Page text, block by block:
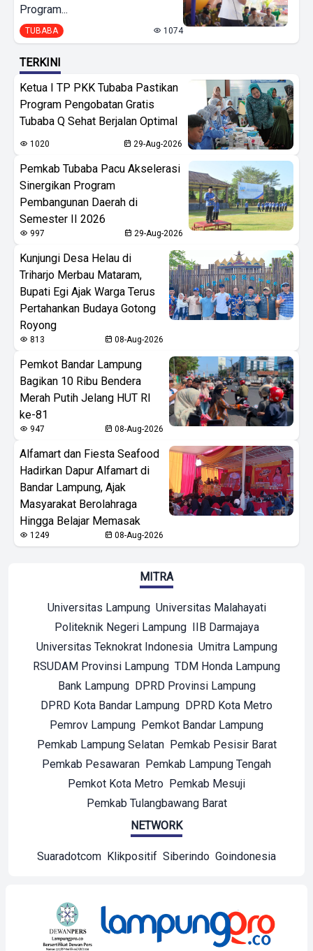
Program...
TUBABA 1074
TERKINI
Ketua I TP PKK Tubaba Pastikan
Program Pengobatan Gratis
Tubaba Q Sehat Berjalan Optimal
1020 29-Aug-2026
Pemkab Tubaba Pacu Akselerasi
Sinergikan Program
Pembangunan Daerah di
Semester II 2026
997 29-Aug-2026
Kunjungi Desa Helau di
Triharjo Merbau Mataram,
Bupati Egi Ajak Warga Terus
Pertahankan Budaya Gotong
Royong
813 08-Aug-2026
Pemkot Bandar Lampung
Bagikan 10 Ribu Bendera
Merah Putih Jelang HUT RI
ke-81
947 08-Aug-2026
Alfamart dan Fiesta Seafood
Hadirkan Dapur Alfamart di
Bandar Lampung, Ajak
Masyarakat Berolahraga
Hingga Belajar Memasak
1249 08-Aug-2026
MITRA
Universitas Lampung Universitas Malahayati
Politeknik Negeri Lampung IIB Darmajaya
Universitas Teknokrat Indonesia Umitra Lampung
RSUDAM Provinsi Lampung TDM Honda Lampung
Bank Lampung DPRD Provinsi Lampung
DPRD Kota Bandar Lampung DPRD Kota Metro
Pemrov Lampung Pemkot Bandar Lampung
Pemkab Lampung Selatan Pemkab Pesisir Barat
Pemkab Pesawaran Pemkab Lampung Tengah
Pemkot Kota Metro Pemkab Mesuji
Pemkab Tulangbawang Barat
NETWORK
Suaradotcom Klikpositif Siberindo Goindonesia